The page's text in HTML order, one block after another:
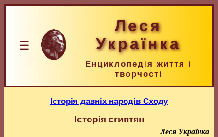
☰
Леся
Українка
Енциклопедія життя і
творчості
Історія давніх народів Сходу
Історія єгиптян
Леся Українка